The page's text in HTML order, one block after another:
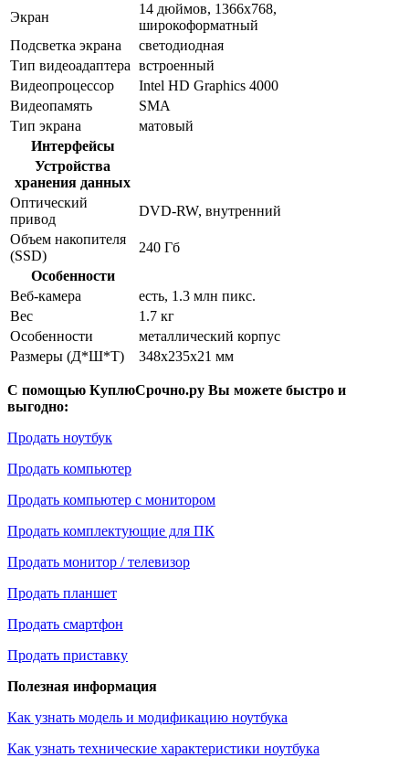
Экран
14 дюймов, 1366x768,
широкоформатный
Подсветка экрана
светодиодная
Тип видеоадаптера встроенный
Видеопроцессор
Intel HD Graphics 4000
Видеопамять
SMA
Тип экрана
матовый
Интерфейсы
Устройства
хранения данных
Оптический
привод
DVD-RW, внутренний
Объем накопителя
(SSD)
240 Гб
Особенности
Веб-камера
есть, 1.3 млн пикс.
Вес
1.7 кг
Особенности
металлический корпус
Размеры (Д*Ш*Т)
348x235x21 мм
С помощью КуплюСрочно.ру Вы можете быстро и
выгодно:
Продать ноутбук
Продать компьютер
Продать компьютер с монитором
Продать комплектующие для ПК
Продать монитор / телевизор
Продать планшет
Продать смартфон
Продать приставку
Полезная информация
Как узнать модель и модификацию ноутбука
Как узнать технические характеристики ноутбука